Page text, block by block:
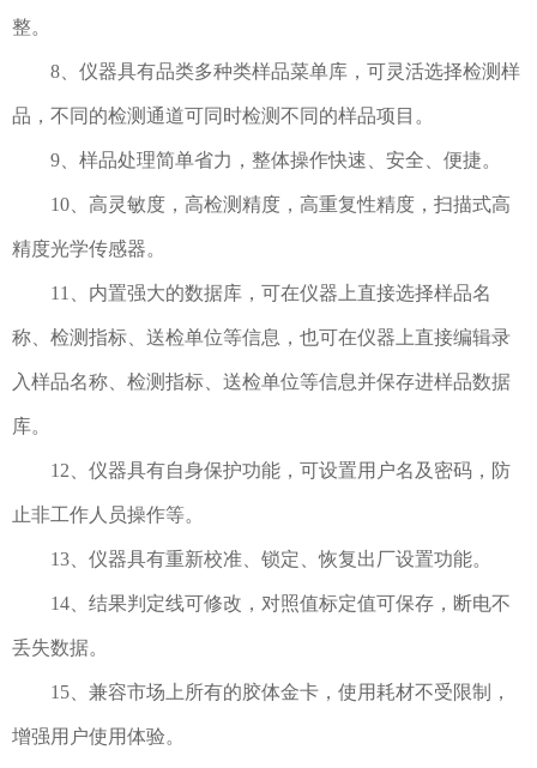
整。
8、仪器具有品类多种类样品菜单库，可灵活选择检测样
品，不同的检测通道可同时检测不同的样品项目。
9、样品处理简单省力，整体操作快速、安全、便捷。
10、高灵敏度，高检测精度，高重复性精度，扫描式高
精度光学传感器。
11、内置强大的数据库，可在仪器上直接选择样品名
称、检测指标、送检单位等信息，也可在仪器上直接编辑录
入样品名称、检测指标、送检单位等信息并保存进样品数据
库。
12、仪器具有自身保护功能，可设置用户名及密码，防
止非工作人员操作等。
13、仪器具有重新校准、锁定、恢复出厂设置功能。
14、结果判定线可修改，对照值标定值可保存，断电不
丢失数据。
15、兼容市场上所有的胶体金卡，使用耗材不受限制，
增强用户使用体验。